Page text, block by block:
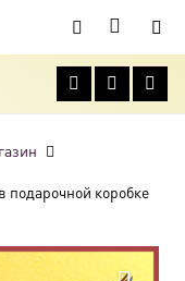
коробке